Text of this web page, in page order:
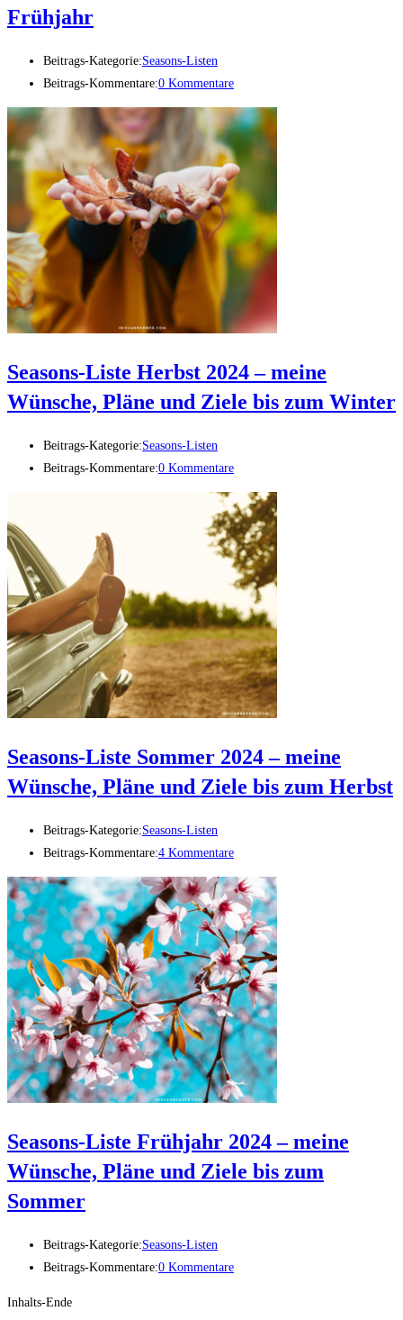
Frühjahr
Beitrags-Kategorie:Seasons-Listen
Beitrags-Kommentare:0 Kommentare
Seasons-Liste Herbst 2024 – meine
Wünsche, Pläne und Ziele bis zum Winter
Beitrags-Kategorie:Seasons-Listen
Beitrags-Kommentare:0 Kommentare
Seasons-Liste Sommer 2024 – meine
Wünsche, Pläne und Ziele bis zum Herbst
Beitrags-Kategorie:Seasons-Listen
Beitrags-Kommentare:4 Kommentare
Seasons-Liste Frühjahr 2024 – meine
Wünsche, Pläne und Ziele bis zum
Sommer
Beitrags-Kategorie:Seasons-Listen
Beitrags-Kommentare:0 Kommentare
Inhalts-Ende